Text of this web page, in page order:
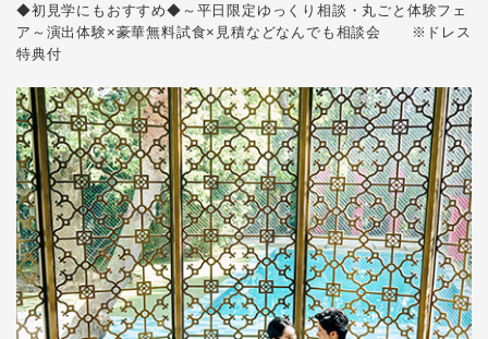
◆初見学にもおすすめ◆～平日限定ゆっくり相談・丸ごと体験フェ
ア～演出体験×豪華無料試食×見積などなんでも相談会 ※ドレス
特典付